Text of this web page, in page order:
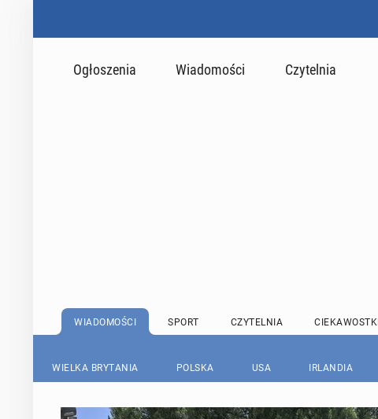
Ogłoszenia Wiadomości Czytelnia
WIADOMOŚCI SPORT CZYTELNIA CIEKAWOSTKI
WIELKA BRYTANIA POLSKA USA IRLANDIA